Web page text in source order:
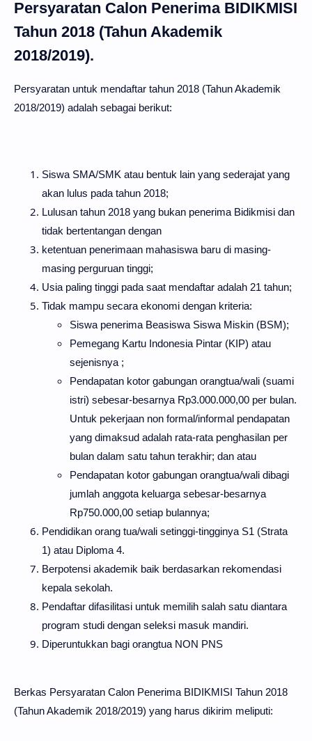
Persyaratan Calon Penerima BIDIKMISI
Tahun 2018 (Tahun Akademik
2018/2019).
Persyaratan untuk mendaftar tahun 2018 (Tahun Akademik
2018/2019) adalah sebagai berikut:
Siswa SMA/SMK atau bentuk lain yang sederajat yang
akan lulus pada tahun 2018;
Lulusan tahun 2018 yang bukan penerima Bidikmisi dan
tidak bertentangan dengan
ketentuan penerimaan mahasiswa baru di masing-
masing perguruan tinggi;
Usia paling tinggi pada saat mendaftar adalah 21 tahun;
Tidak mampu secara ekonomi dengan kriteria:
Siswa penerima Beasiswa Siswa Miskin (BSM);
Pemegang Kartu Indonesia Pintar (KIP) atau
sejenisnya ;
Pendapatan kotor gabungan orangtua/wali (suami
istri) sebesar-besarnya Rp3.000.000,00 per bulan.
Untuk pekerjaan non formal/informal pendapatan
yang dimaksud adalah rata-rata penghasilan per
bulan dalam satu tahun terakhir; dan atau
Pendapatan kotor gabungan orangtua/wali dibagi
jumlah anggota keluarga sebesar-besarnya
Rp750.000,00 setiap bulannya;
Pendidikan orang tua/wali setinggi-tingginya S1 (Strata
1) atau Diploma 4.
Berpotensi akademik baik berdasarkan rekomendasi
kepala sekolah.
Pendaftar difasilitasi untuk memilih salah satu diantara
program studi dengan seleksi masuk mandiri.
Diperuntukkan bagi orangtua NON PNS
Berkas Persyaratan Calon Penerima BIDIKMISI Tahun 2018
(Tahun Akademik 2018/2019) yang harus dikirim meliputi: